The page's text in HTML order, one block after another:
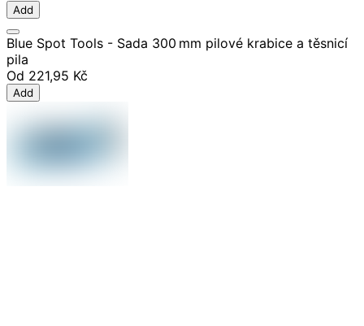
Add
Blue Spot Tools - Sada 300 mm pilové krabice a těsnicí
pila
Od 221,95 Kč
Add